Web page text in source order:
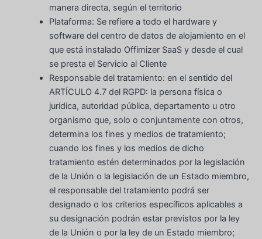
manera directa, según el territorio
Plataforma: Se refiere a todo el hardware y
software del centro de datos de alojamiento en el
que está instalado Offimizer SaaS y desde el cual
se presta el Servicio al Cliente
Responsable del tratamiento: en el sentido del
ARTÍCULO 4.7 del RGPD: la persona física o
jurídica, autoridad pública, departamento u otro
organismo que, solo o conjuntamente con otros,
determina los fines y medios de tratamiento;
cuando los fines y los medios de dicho
tratamiento estén determinados por la legislación
de la Unión o la legislación de un Estado miembro,
el responsable del tratamiento podrá ser
designado o los criterios específicos aplicables a
su designación podrán estar previstos por la ley
de la Unión o por la ley de un Estado miembro;